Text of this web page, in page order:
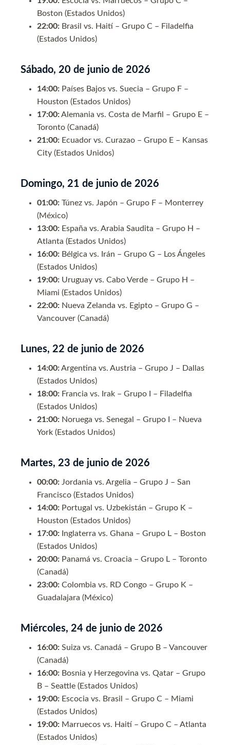
Boston (Estados Unidos)
22:00: Brasil vs. Haití – Grupo C – Filadelfia
(Estados Unidos)
Sábado, 20 de junio de 2026
14:00: Países Bajos vs. Suecia – Grupo F –
Houston (Estados Unidos)
17:00:Alemania vs. Costa de Marfil – Grupo E –
Toronto (Canadá)
21:00: Ecuador vs. Curazao – Grupo E – Kansas
City (Estados Unidos)
Domingo, 21 de junio de 2026
01:00: Túnez vs. Japón – Grupo F – Monterrey
(México)
13:00: España vs. Arabia Saudita – Grupo H –
Atlanta (Estados Unidos)
16:00: Bélgica vs. Irán – Grupo G – Los Ángeles
(Estados Unidos)
19:00: Uruguay vs. Cabo Verde – Grupo H –
Miami (Estados Unidos)
22:00: Nueva Zelanda vs. Egipto – Grupo G –
Vancouver (Canadá)
Lunes, 22 de junio de 2026
14:00:Argentina vs. Austria – Grupo J – Dallas
(Estados Unidos)
18:00: Francia vs. Irak – Grupo I – Filadelfia
(Estados Unidos)
21:00: Noruega vs. Senegal – Grupo I – Nueva
York (Estados Unidos)
Martes, 23 de junio de 2026
00:00: Jordania vs. Argelia – Grupo J – San
Francisco (Estados Unidos)
14:00: Portugal vs. Uzbekistán – Grupo K –
Houston (Estados Unidos)
17:00: Inglaterra vs. Ghana – Grupo L – Boston
(Estados Unidos)
20:00: Panamá vs. Croacia – Grupo L – Toronto
(Canadá)
23:00: Colombia vs. RD Congo – Grupo K –
Guadalajara (México)
Miércoles, 24 de junio de 2026
16:00: Suiza vs. Canadá – Grupo B – Vancouver
(Canadá)
16:00: Bosnia y Herzegovina vs. Qatar – Grupo
B – Seattle (Estados Unidos)
19:00: Escocia vs. Brasil – Grupo C – Miami
(Estados Unidos)
19:00: Marruecos vs. Haití – Grupo C – Atlanta
(Estados Unidos)